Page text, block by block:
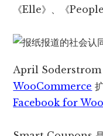
《Elle》、《
April Soderstrom
WooCommerce
Facebook for